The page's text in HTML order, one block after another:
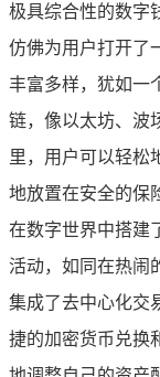
极具综合性的数字
仿佛为用户打开了
丰富多样，犹如一
链，像以太坊、波
里，用户可以轻松
地放置在安全的保
在数字世界中搭建
活动，如同在热闹
集成了去中心化交
捷的加密货币兑换